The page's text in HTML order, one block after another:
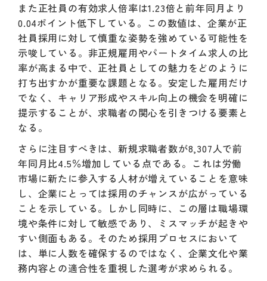
また正社員の有効求人倍率は1.23倍と前年同月より
0.04ポイント低下している。この数値は、企業が正
社員採用に対して慎重な姿勢を強めている可能性を
示唆している。非正規雇用やパートタイム求人の比
率が高まる中で、正社員としての魅力をどのように
打ち出すかが重要な課題となる。安定した雇用だけ
でなく、キャリア形成やスキル向上の機会を明確に
提示することが、求職者の関心を引きつける要素と
なる。
さらに注目すべきは、新規求職者数が8,307人で前
年同月比4.5％増加している点である。これは労働
市場に新たに参入する人材が増えていることを意味
し、企業にとっては採用のチャンスが広がっている
ことを示している。しかし同時に、この層は職場環
境や条件に対して敏感であり、ミスマッチが起きや
すい側面もある。そのため採用プロセスにおいて
は、単に人数を確保するのではなく、企業文化や業
務内容との適合性を重視した選考が求められる。